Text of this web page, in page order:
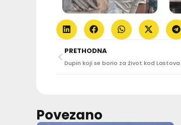
PRETHODNA
Povezano